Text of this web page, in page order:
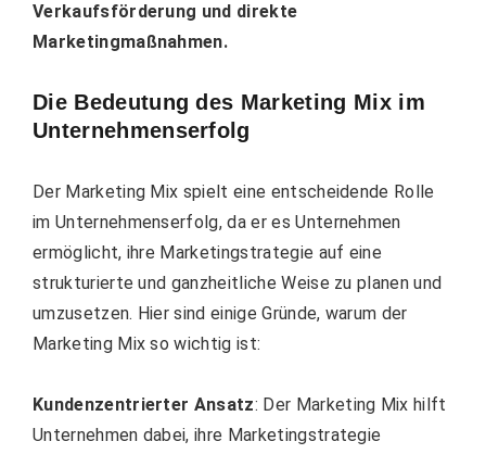
Verkaufsförderung und direkte
Marketingmaßnahmen.
Die Bedeutung des Marketing Mix im
Unternehmenserfolg
Der Marketing Mix spielt eine entscheidende Rolle
im Unternehmenserfolg, da er es Unternehmen
ermöglicht, ihre Marketingstrategie auf eine
strukturierte und ganzheitliche Weise zu planen und
umzusetzen. Hier sind einige Gründe, warum der
Marketing Mix so wichtig ist:
Kundenzentrierter Ansatz: Der Marketing Mix hilft
Unternehmen dabei, ihre Marketingstrategie